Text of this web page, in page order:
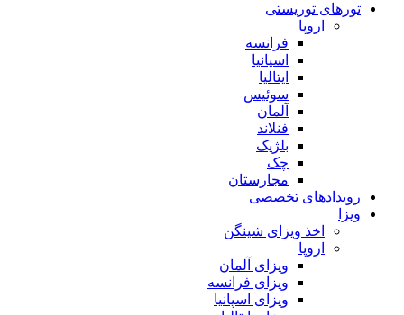
تورهای توریستی
اروپا
فرانسه
اسپانیا
ایتالیا
سوئیس
آلمان
فنلاند
بلژیک
چک
مجارستان
رویدادهای تخصصی
ویزا
اخذ ویزای شینگن
اروپا
ویزای آلمان
ویزای فرانسه
ویزای اسپانیا